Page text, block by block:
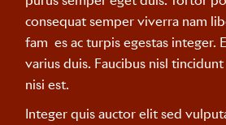
consequat semper viverra nam
fam es ac turpis egestas integer.
varius duis. Faucibus nisl
nisi est.
Integer quis auctor elit sed